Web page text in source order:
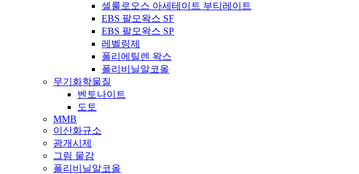
셀룰로오스 아세테이트 부티레이트
EBS 팔모왁스 SF
EBS 팔모왁스 SP
레벨링제
폴리에틸렌 왁스
폴리비닐알코올
무기화학물질
벤토나이트
도토
MMB
이산화규소
광개시제
그림 물감
폴리비닐알코올